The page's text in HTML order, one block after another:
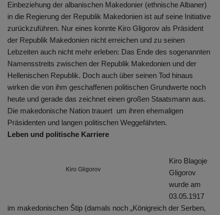
Einbeziehung der albanischen Makedonier (ethnische Albaner)
in die Regierung der Republik Makedonien ist auf seine Initiative
zurückzuführen. Nur eines konnte Kiro Gligorov als Präsident
der Republik Makedonien nicht erreichen und zu seinen
Lebzeiten auch nicht mehr erleben: Das Ende des sogenannten
Namensstreits zwischen der Republik Makedonien und der
Hellenischen Republik. Doch auch über seinen Tod hinaus
wirken die von ihm geschaffenen politischen Grundwerte noch
heute und gerade das zeichnet einen großen Staatsmann aus.
Die makedonische Nation trauert um ihren ehemaligen
Präsidenten und langen politischen Weggefährten.
Leben und politische Karriere
Kiro Gligorov
Kiro Blagoje
Gligorov
wurde am
03.05.1917
im makedonischen Štip (damals noch „Königreich der Serben,